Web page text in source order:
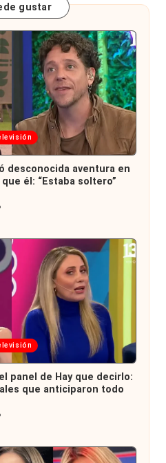
gustar
desconocida aventura en
él: “Estaba soltero”
panel de Hay que decirlo:
que anticiparon todo